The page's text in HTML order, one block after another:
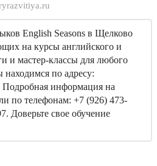
English Seasons в Щелково
на курсы английского и
и мастер-классы для любого
по адресу:
Подробная информация на
по телефонам: +7 (926) 473-
Доверьте свое обучение